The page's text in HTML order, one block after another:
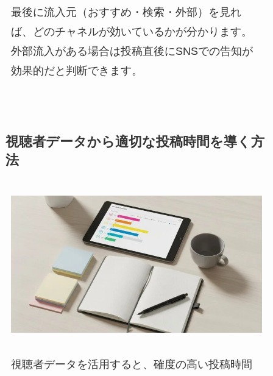
最後に流入元（おすすめ・検索・外部）を見れ
ば、どのチャネルが効いているかが分かります。
外部流入がある場合は投稿直後にSNSでの告知が
効果的だと判断できます。
視聴者データから適切な投稿時間を導く方
法
視聴者データを活用すると、確度の高い投稿時間